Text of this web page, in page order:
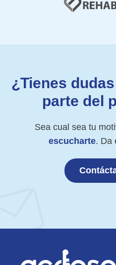
¿Tienes
parte del
Sea cual sea tu
escucharte. Da